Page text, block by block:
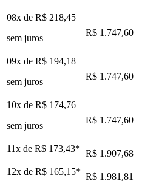
08x de R$ 218,45
sem juros
R$ 1.747,60
09x de R$ 194,18
sem juros
R$ 1.747,60
10x de R$ 174,76
sem juros
R$ 1.747,60
11x de R$ 173,43* R$ 1.907,68
12x de R$ 165,15* R$ 1.981,81